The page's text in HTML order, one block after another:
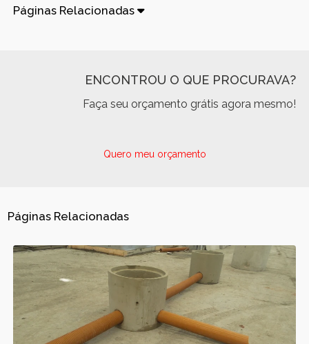
Páginas Relacionadas
ENCONTROU O QUE PROCURAVA?
Faça seu orçamento grátis agora mesmo!
Quero meu orçamento
Páginas Relacionadas